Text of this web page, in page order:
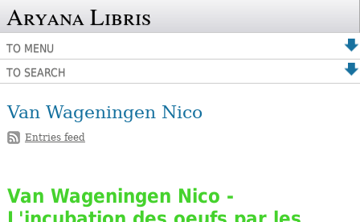
Aryana Libris
TO MENU
TO SEARCH
Van Wageningen Nico
Entries feed
Van Wageningen Nico -